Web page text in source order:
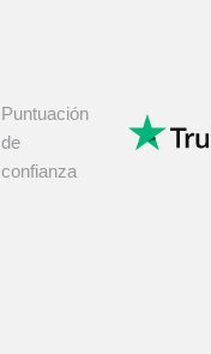
Puntuación
de
confianza